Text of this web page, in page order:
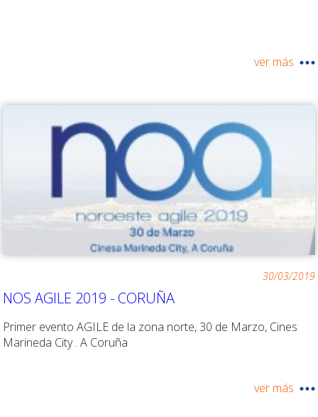
ver más
30/03/2019
NOS AGILE 2019 - CORUÑA
Primer evento AGILE de la zona norte, 30 de Marzo, Cines
Marineda City . A Coruña
ver más